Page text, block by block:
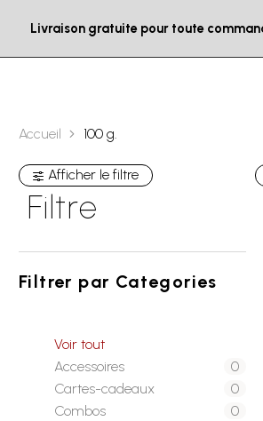
Livraison gratuite pour toute
Accueil 100 g.
Afficher le filtre
Filtre
Filtrer par Categories
Voir tout
Accessoires
0
Cartes-cadeaux
0
Combos
0